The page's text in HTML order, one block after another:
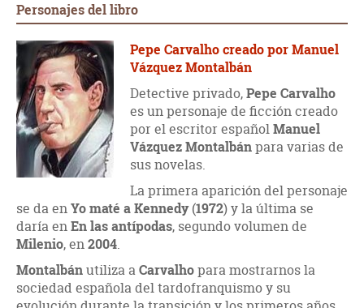
Personajes del libro
Pepe Carvalho creado por Manuel
Vázquez Montalbán
Detective privado,Pepe Carvalho
es un personaje de ficción creado
por el escritor españolManuel
Vázquez Montalbánpara varias de
sus novelas.
La primera aparición del personaje
se da enYo maté a Kennedy(1972) y la última se
daría enEn las antípodas, segundo volumen de
Milenio, en2004.
Montalbánutiliza aCarvalhopara mostrarnos la
sociedad española del tardofranquismo y su